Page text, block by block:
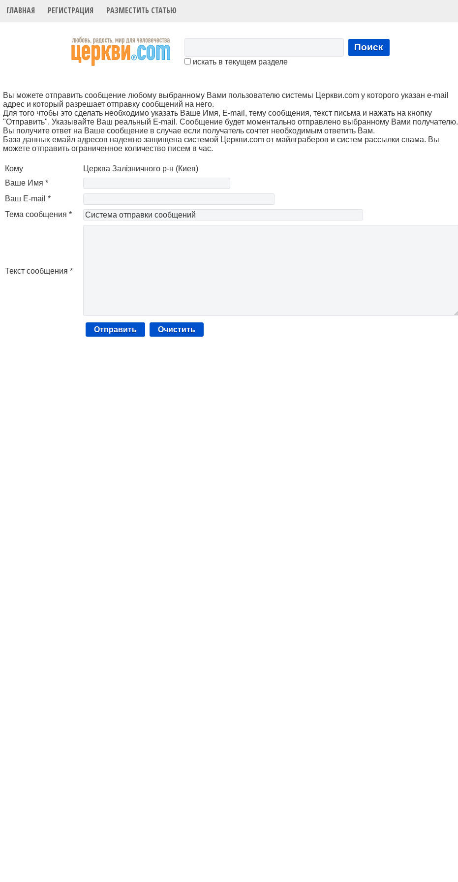
ГЛАВНАЯ РЕГИСТРАЦИЯ РАЗМЕСТИТЬ СТАТЬЮ
Поиск
искать в текущем разделе
Вы можете отправить сообщение любому выбранному Вами пользователю системы Церкви.com у которого указан e-mail
адрес и который разрешает отправку сообщений на него.
Для того чтобы это cделать необходимо указать Ваше Имя, Е-mail, тему сообщения, текст письма и нажать на кнопку
"Отправить". Указывайте Ваш реальный E-mail. Сообщение будет моментально отправлено выбранному Вами получателю.
Вы получите ответ на Ваше сообщение в случае если получатель сочтет необходимым ответить Вам.
База данных емайл адресов надежно защищена системой Церкви.com от майлграберов и систем рассылки спама. Вы
можете отправить ограниченное количество писем в час.
Кому
Церква Залізничного р-н (Киев)
Ваше Имя *
Ваш E-mail *
Тема сообщения *
Текст сообщения *